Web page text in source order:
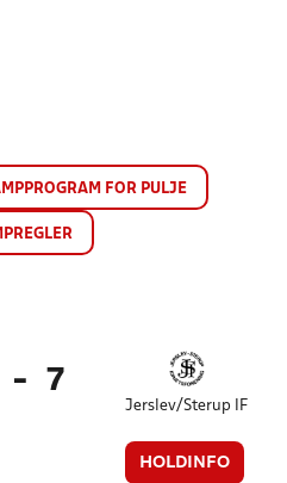
FOR PULJE
- 7
Jerslev/Sterup IF
HOLDINFO